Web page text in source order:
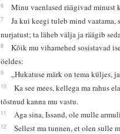
6 Minu vaenlased räägivad
7
Ja kui keegi tuleb mind vaatama,
nurjatust; ta läheb välja ja räägib
8
Kõik mu vihamehed sosistavad
öeldes:
9 „Hukatuse märk on tema küljes,
10
Ka see mees, kellega ma rahus
tõstnud kanna mu vastu.
11 Aga sina, Issand, ole mulle
12
Sellest ma tunnen, et olen sulle